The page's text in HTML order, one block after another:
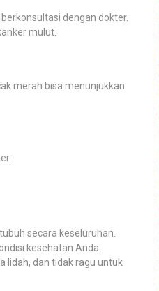
dengan dokter.
mulut.
merah bisa menunjukkan
secara keseluruhan.
kesehatan Anda.
lidah, dan tidak ragu untuk